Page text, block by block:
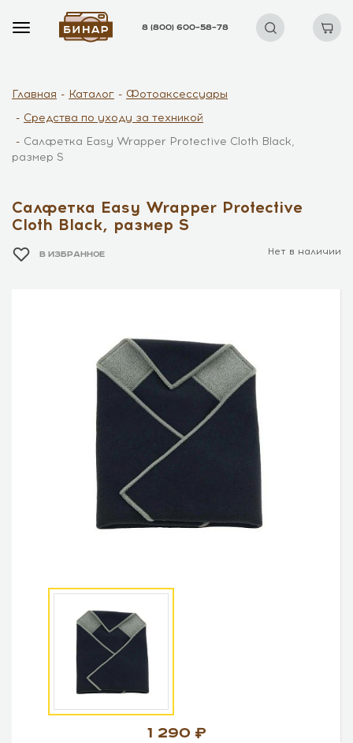
8 (800) 600–58–78
Главная Каталог
Фотоаксессуары
Средства по уходу за техникой
Салфетка Easy Wrapper Protective Cloth Black,
размер S
Салфетка Easy Wrapper Protective
Cloth Black, размер S
В ИЗБРАННОЕ Нет в наличии
1 290